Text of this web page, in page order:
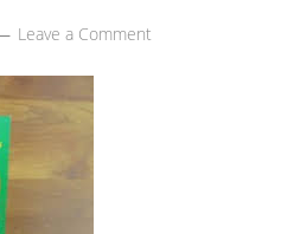
Leave a Comment